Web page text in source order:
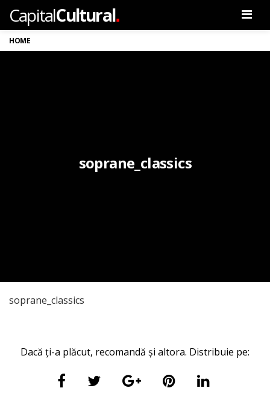
CapitalCultural.
HOME
soprane_classics
soprane_classics
Dacă ți-a plăcut, recomandă și altora. Distribuie pe: